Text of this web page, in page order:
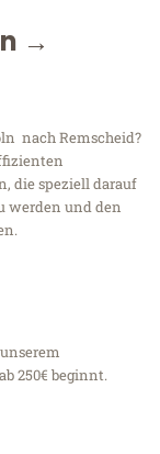
→
nach Remscheid?
die speziell darauf
werden und den
250€ beginnt.